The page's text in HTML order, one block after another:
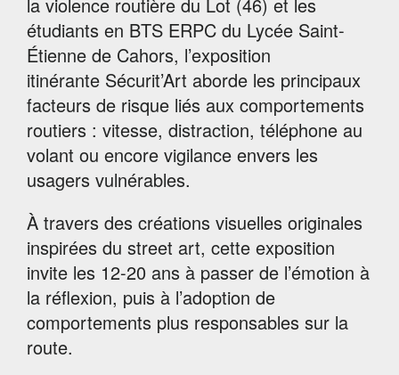
étudiants en BTS ERPC du Lycée Saint-
Étienne de Cahors, l’exposition
itinérante Sécurit’Art aborde les principaux
facteurs de risque liés aux comportements
routiers : vitesse, distraction, téléphone au
volant ou encore vigilance envers les
usagers vulnérables.
À travers des créations visuelles originales
inspirées du street art, cette exposition
invite les 12-20 ans à passer de l’émotion à
la réflexion, puis à l’adoption de
comportements plus responsables sur la
route.